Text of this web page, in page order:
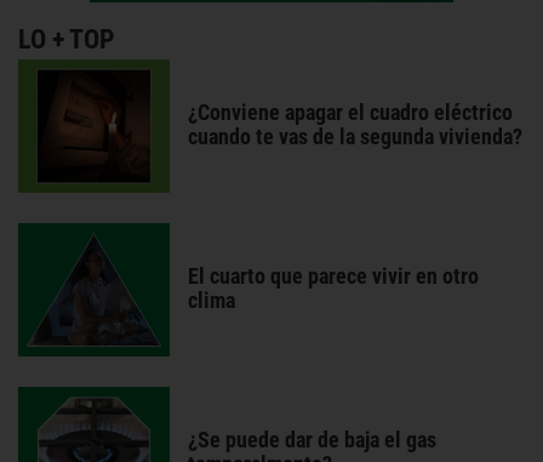
LO + TOP
¿Conviene apagar el cuadro eléctrico
cuando te vas de la segunda vivienda?
El cuarto que parece vivir en otro
clima
¿Se puede dar de baja el gas